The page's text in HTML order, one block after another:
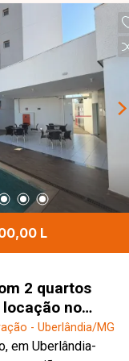
habite-se
L
2 quartos
no
- Uberlândia/MG
em Uberlândia-